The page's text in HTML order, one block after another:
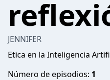
JENNIFER
Etica en la Inteligencia
Número de episodios: 1